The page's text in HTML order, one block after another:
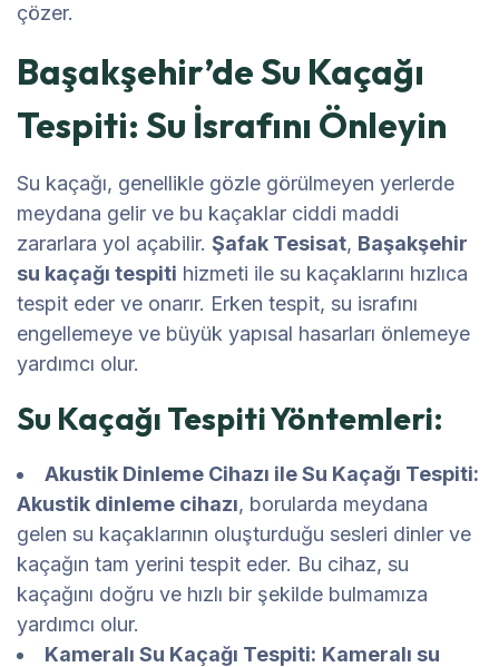
çözer.
Başakşehir’de Su Kaçağı
Tespiti: Su İsrafını Önleyin
Su kaçağı, genellikle gözle görülmeyen yerlerde
meydana gelir ve bu kaçaklar ciddi maddi
zararlara yol açabilir. Şafak Tesisat, Başakşehir
su kaçağı tespiti hizmeti ile su kaçaklarını hızlıca
tespit eder ve onarır. Erken tespit, su israfını
engellemeye ve büyük yapısal hasarları önlemeye
yardımcı olur.
Su Kaçağı Tespiti Yöntemleri:
Akustik Dinleme Cihazı ile Su Kaçağı Tespiti:
Akustik dinleme cihazı, borularda meydana
gelen su kaçaklarının oluşturduğu sesleri dinler ve
kaçağın tam yerini tespit eder. Bu cihaz, su
kaçağını doğru ve hızlı bir şekilde bulmamıza
yardımcı olur.
Kameralı Su Kaçağı Tespiti: Kameralı su